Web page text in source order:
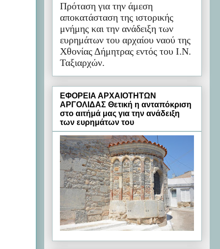
Πρόταση για την άμεση
αποκατάσταση της ιστορικής
μνήμης και την ανάδειξη των
ευρημάτων του αρχαίου ναού της
Χθονίας Δήμητρας εντός του Ι.Ν.
Ταξιαρχών.
ΕΦΟΡΕΙΑ ΑΡΧΑΙΟΤΗΤΩΝ
ΑΡΓΟΛΙΔΑΣ Θετική η ανταπόκριση
στο αιτήμά μας για την ανάδειξη
των ευρημάτων του